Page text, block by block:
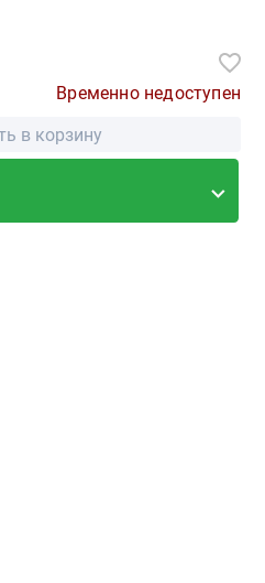
Временно недоступен
в корзину